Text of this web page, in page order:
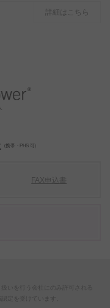
詳細はこちら
（携帯・PHS 可）
FAX申込書
いを行う会社にのみ許可される
定を受けています。